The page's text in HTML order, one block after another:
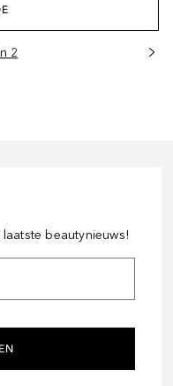
2
beautynieuws!